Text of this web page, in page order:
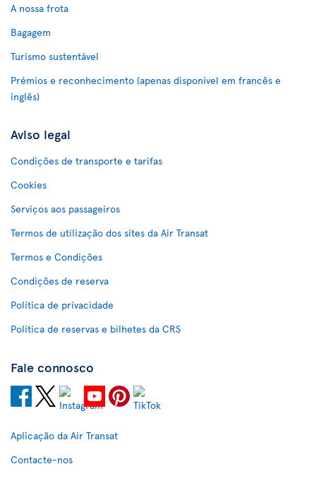
A nossa frota
Bagagem
Turismo sustentável
Prémios e reconhecimento (apenas disponível em francês e
inglês)
Aviso legal
Condições de transporte e tarifas
Cookies
Serviços aos passageiros
Termos de utilização dos sites da Air Transat
Termos e Condições
Condições de reserva
Política de privacidade
Política de reservas e bilhetes da CRS
Fale connosco
Aplicação da Air Transat
Contacte-nos